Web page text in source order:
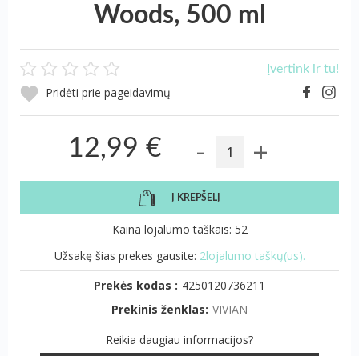
Woods, 500 ml
Įvertink ir tu!
Pridėti prie pageidavimų
12,99 € - +
Į KREPŠELĮ
Kaina lojalumo taškais: 52
Užsakę šias prekes gausite: 2lojalumo taškų(us).
Prekės kodas : 4250120736211
Prekinis ženklas: VIVIAN
Reikia daugiau informacijos?